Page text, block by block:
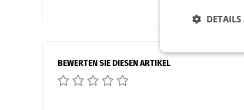
BEWERTEN SIE DIESEN ARTIKEL